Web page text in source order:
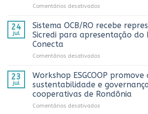
de
comunicação
cooperativista
no
AnuárioCoop
Comentários desativados
OCB/RO
prestigia
comemoração
Caminhoneiro
promovida
pela
Cooperativa
24
jul
Sistema OCB/RO recebe
Sicredi para apresentação do
Conecta
Comentários desativados
OCB/RO
recebe
representantes
do
23
jul
Workshop ESGCOOP
sustentabilidade e
cooperativas de Rondônia
Comentários desativados